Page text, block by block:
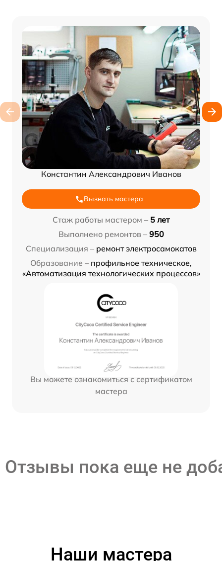
Константин Александрович Иванов
Вызвать мастера
Стаж работы мастером – 5 лет
Выполнено ремонтов – 950
Специализация – ремонт электросамокатов
Образование – профильное техническое,
«Автоматизация технологических процессов»
Вы можете ознакомиться с сертификатом
мастера
Отзывы пока еще не
Наши мастера